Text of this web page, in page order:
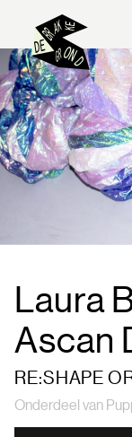
Laura
Ascan
RE:SHAPE
Onderdeel van